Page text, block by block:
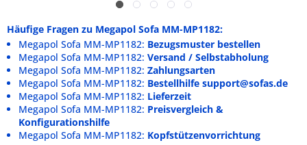
Häufige Fragen zu Megapol Sofa MM-MP1182:
Megapol Sofa MM-MP1182: Bezugsmuster bestellen
Megapol Sofa MM-MP1182: Versand / Selbstabholung
Megapol Sofa MM-MP1182: Zahlungsarten
Megapol Sofa MM-MP1182: Bestellhilfe support@sofas.de
Megapol Sofa MM-MP1182: Lieferzeit
Megapol Sofa MM-MP1182: Preisvergleich &
Konfigurationshilfe
Megapol Sofa MM-MP1182: Kopfstützenvorrichtung